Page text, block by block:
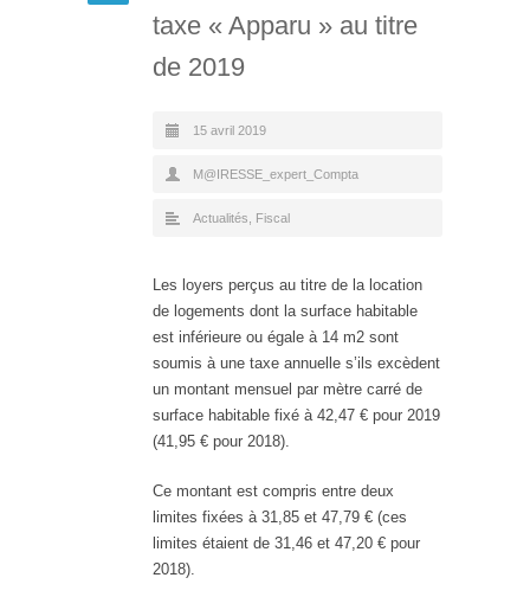
taxe « Apparu » au titre
de 2019
15 avril 2019
M@IRESSE_expert_Compta
Actualités Fiscal
Les loyers perçus au titre de la location
de logements dont la surface habitable
est inférieure ou égale à 14 m2 sont
soumis à une taxe annuelle s’ils excèdent
un montant mensuel par mètre carré de
surface habitable fixé à 42,47 € pour 2019
(41,95 € pour 2018).
Ce montant est compris entre deux
limites fixées à 31,85 et 47,79 € (ces
limites étaient de 31,46 et 47,20 € pour
2018).